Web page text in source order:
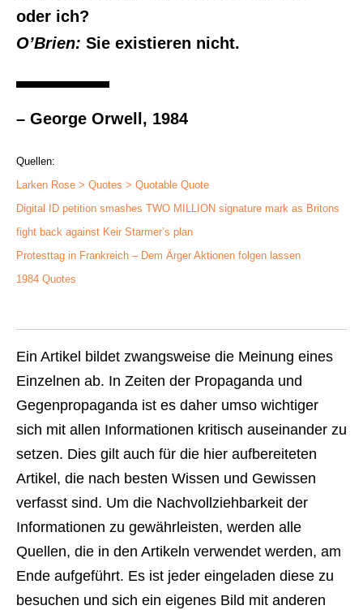
oder ich?
O’Brien: Sie existieren nicht.
– George Orwell, 1984
Quellen:
Larken Rose > Quotes > Quotable Quote
Digital ID petition smashes TWO MILLION signature mark as Britons
fight back against Keir Starmer’s plan
Protesttag in Frankreich – Dem Ärger Aktionen folgen lassen
1984 Quotes
Ein Artikel bildet zwangsweise die Meinung eines
Einzelnen ab. In Zeiten der Propaganda und
Gegenpropaganda ist es daher umso wichtiger
sich mit allen Informationen kritisch auseinander zu
setzen. Dies gilt auch für die hier aufbereiteten
Artikel, die nach besten Wissen und Gewissen
verfasst sind. Um die Nachvollziehbarkeit der
Informationen zu gewährleisten, werden alle
Quellen, die in den Artikeln verwendet werden, am
Ende aufgeführt. Es ist jeder eingeladen diese zu
besuchen und sich ein eigenes Bild mit anderen